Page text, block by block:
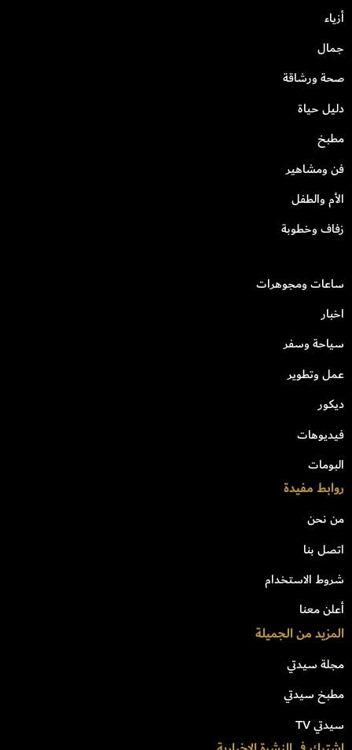
أزياء
جمال
صحة ورشاقة
دليل حياة
مطبخ
فن ومشاهير
الأم والطفل
زفاف وخطوبة
ساعات ومجوهرات
اخبار
سياحة وسفر
عمل وتطوير
ديكور
فيديوهات
البومات
روابط مفيدة
من نحن
اتصل بنا
شروط الاستخدام
أعلن معنا
المزيد من الجميلة
مجلة سيدتي
مطبخ سيدتي
سيدتي TV